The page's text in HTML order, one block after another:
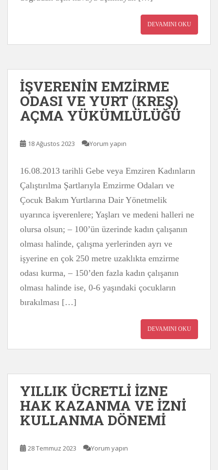
DEVAMINI OKU
İŞVERENİN EMZİRME
ODASI VE YURT (KREŞ)
AÇMA YÜKÜMLÜLÜĞÜ
18 Ağustos 2023 Yorum yapın
16.08.2013 tarihli Gebe veya Emziren Kadınların
Çalıştırılma Şartlarıyla Emzirme Odaları ve
Çocuk Bakım Yurtlarına Dair Yönetmelik
uyarınca işverenlere; Yaşları ve medeni halleri ne
olursa olsun; – 100’ün üzerinde kadın çalışanın
olması halinde, çalışma yerlerinden ayrı ve
işyerine en çok 250 metre uzaklıkta emzirme
odası kurma, – 150’den fazla kadın çalışanın
olması halinde ise, 0-6 yaşındaki çocukların
bırakılması […]
DEVAMINI OKU
YILLIK ÜCRETLİ İZNE
HAK KAZANMA VE İZNİ
KULLANMA DÖNEMİ
28 Temmuz 2023 Yorum yapın